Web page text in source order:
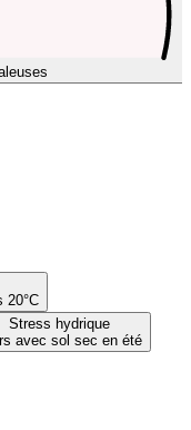
20°C
Stress hydrique
avec sol sec en été